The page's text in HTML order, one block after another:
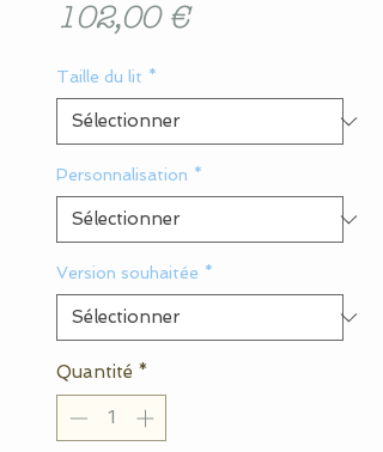
102,00 €Prix
Taille du lit *
Personnalisation *
Version souhaitée *
Quantité *